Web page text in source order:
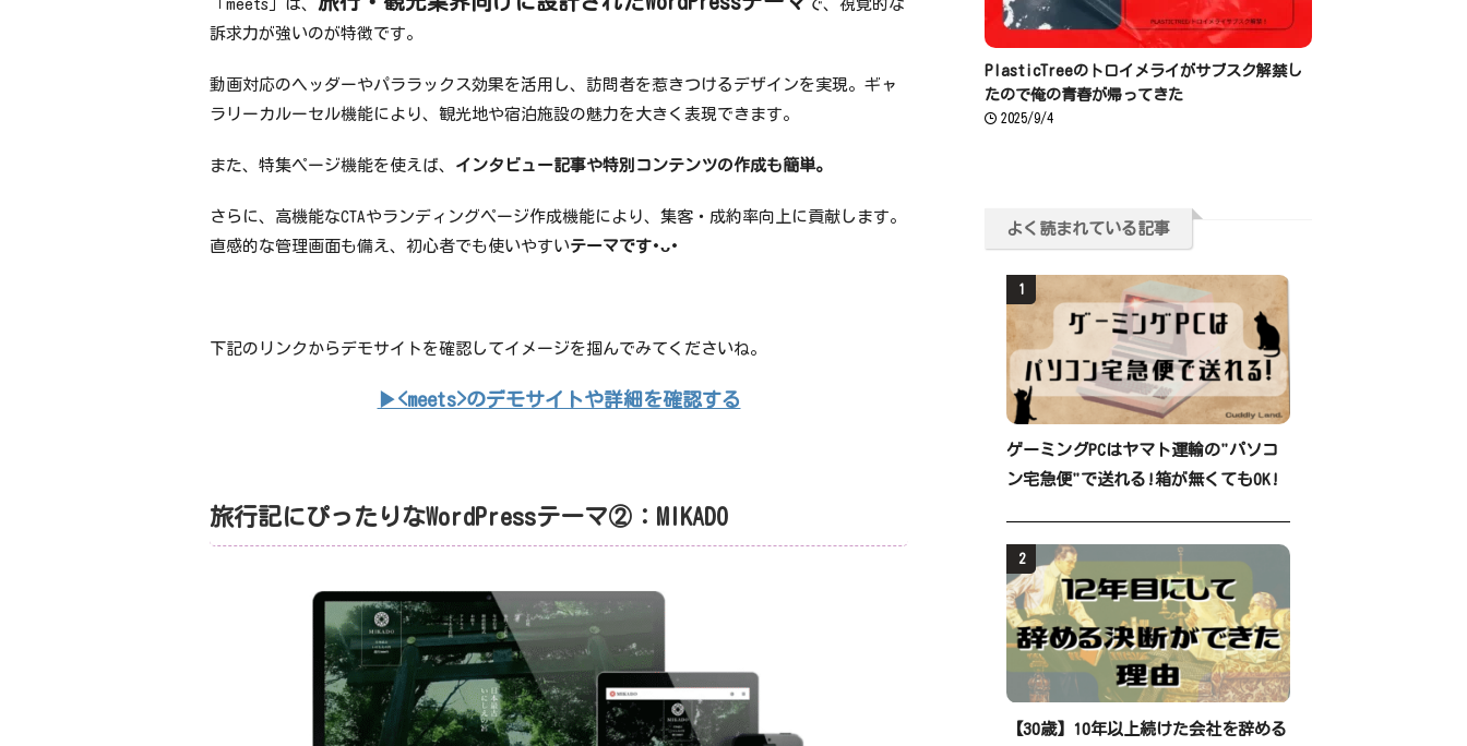
「meets」は、
で、視覚的な
訴求力が強いのが特徴です。
動画対応のヘッダーやパララックス効果を活用し、訪問者を惹きつけるデザインを実現。ギャ
ラリーカルーセル機能により、観光地や宿泊施設の魅力を大きく表現できます。
また、特集ページ機能を使えば、 インタビュー記事や特別コンテンツの作成も簡単。
さらに、高機能なCTAやランディングページ作成機能により、集客・成約率向上に貢献します。
直感的な管理画面も備え、初心者でも使いやすいテーマです･ᴗ･
下記のリンクからデモサイトを確認してイメージを掴んでみてくださいね。
▶<meets>のデモサイトや詳細を確認する
旅行記にぴったりなWordPressテーマ②：MIKADO
PlasticTreeのトロイメライがサブスク解禁し
たので俺の青春が帰ってきた
2025/9/4
よく読まれている記事
1
ゲーミングPCはヤマト運輸の"パソコ
ン宅急便"で送れる!箱が無くてもOK!
2
【30歳】10年以上続けた会社を辞める